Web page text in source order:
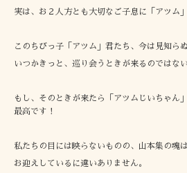
実は、お２人方とも大切なご子息に「アツム
このちびっ子「アツム」君たち、今は見知ら
いつかきっと、巡り会うときが来るのではな
もし、そのときが来たら「アツムじいちゃん
最高です！
私たちの目には映らないものの、山本集の魂
お迎えしているに違いありません。